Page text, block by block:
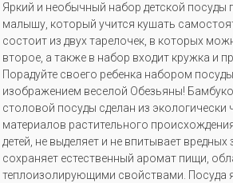
Яркий и необычный набор детской посуды
малышу, который учится кушать
состоит из двух тарелочек, в которых
второе, а также в набор входит кружка и
Порадуйте своего ребенка набором
изображением веселой Обезьяны!
столовой посуды сделан из экологически
материалов растительного
детей, не выделяет и не впитывает вредных
сохраняет естественный аромат пищи,
теплоизолирующими свойствами. Посуда